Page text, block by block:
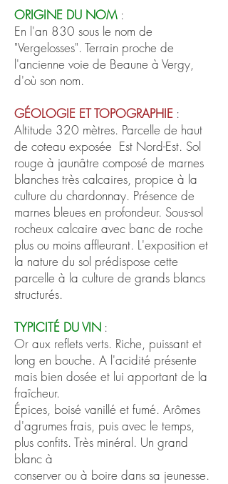
ORIGINE DU NOM :
En l'an 830 sous le nom de
"Vergelosses". Terrain proche de
l'ancienne voie de Beaune à Vergy,
d'où son nom.
GÉOLOGIE ET TOPOGRAPHIE :
Altitude 320 mètres. Parcelle de haut
de coteau exposée Est Nord-Est. Sol
rouge à jaunâtre composé de marnes
blanches très calcaires, propice à la
culture du chardonnay. Présence de
marnes bleues en profondeur. Sous-sol
rocheux calcaire avec banc de roche
plus ou moins affleurant. L'exposition et
la nature du sol prédispose cette
parcelle à la culture de grands blancs
structurés.
TYPICITÉ DU VIN :
Or aux reflets verts. Riche, puissant et
long en bouche. A l'acidité présente
mais bien dosée et lui apportant de la
fraîcheur.
Épices, boisé vanillé et fumé. Arômes
d'agrumes frais, puis avec le temps,
plus confits. Très minéral. Un grand
blanc à
conserver ou à boire dans sa jeunesse.